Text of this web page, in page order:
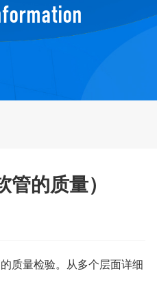
的质量）
质量检验。从多个层面详细